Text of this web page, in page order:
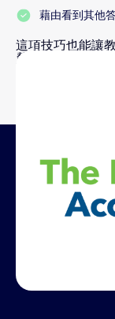
藉由看到其他
這項技巧也能讓
釐清錯誤觀念，
使用學習